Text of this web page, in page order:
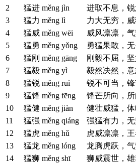
2
猛进 měng jìn
进取不息，
3
猛力 měng lì
力大无穷，
4
猛威 měng wēi
威风凛凛，气
5
猛勇 měng yǒng
勇猛果敢，
6
猛刚 měng gāng
刚毅不屈，
7
猛毅 měng yì
毅然决然，
8
猛锐 měng ruì
锐不可当，
9
猛锋 měng fēng
锋芒所向，
10
猛健 měng jiàn
健壮威猛，
11
猛强 měng qiáng
强猛有力，
12
猛虎 měng hǔ
虎威凛凛，
13
猛龙 měng lóng
龙腾虎跃，
14
猛狮 měng shī
狮威震世，